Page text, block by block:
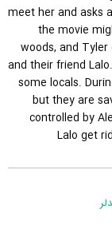
meet her and asks
the movie
woods, and
and their friend
some locals.
but they are
controlled by
Lalo get